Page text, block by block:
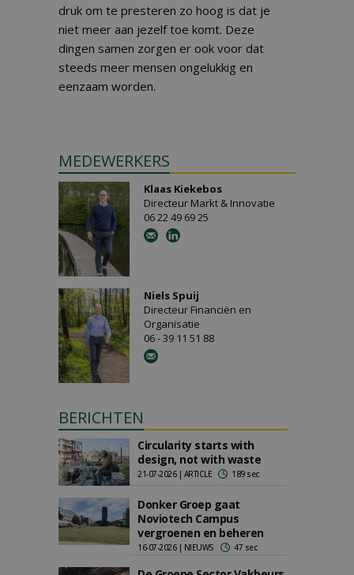
druk om te presteren zo hoog is dat je
niet meer aan jezelf toe komt. Deze
dingen samen zorgen er ook voor dat
steeds meer mensen ongelukkig en
eenzaam worden.
MEDEWERKERS
Klaas Kiekebos
Directeur Markt & Innovatie
06 22 49 69 25
Niels Spuij
Directeur Financiën en
Organisatie
06 - 39 11 51 88
BERICHTEN
Circularity starts with
design, not with waste
21-07-2026 | ARTICLE 189 sec
Donker Groep gaat
Noviotech Campus
vergroenen en beheren
16-07-2026 | NIEUWS 47 sec